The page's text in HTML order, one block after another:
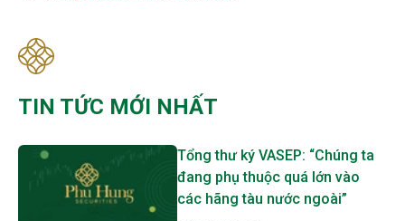
TIN TỨC MỚI NHẤT
Tổng thư ký VASEP: “Chúng ta
đang phụ thuộc quá lớn vào
các hãng tàu nước ngoài”